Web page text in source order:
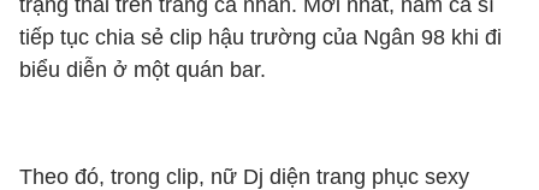
trạng thái trên trang cá nhân. Mới nhất, nam ca sĩ
tiếp tục chia sẻ clip hậu trường của Ngân 98 khi đi
biểu diễn ở một quán bar.
Theo đó, trong clip, nữ Dj diện trang phục sexy